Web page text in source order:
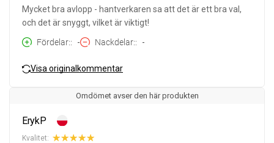
Mycket bra avlopp - hantverkaren sa att det är ett bra val,
och det är snyggt, vilket är viktigt!
Fördelar:
- Nackdelar: -
Visa originalkommentar
Omdömet avser den här produkten
ErykP
Kvalitet: